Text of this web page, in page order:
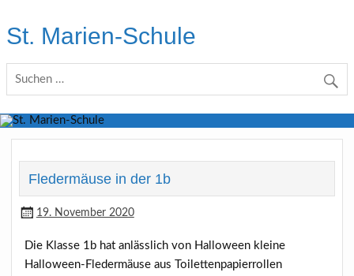
content
St. Marien-Schule
Fledermäuse in der 1b
19. November 2020
Die Klasse 1b hat anlässlich von Halloween kleine
Halloween-Fledermäuse aus Toilettenpapierrollen